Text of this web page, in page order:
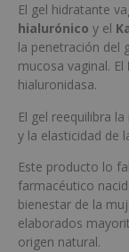
El gel hidratante
hialurónico y el
la penetración del
mucosa vaginal. El
hialuronidasa.
El gel reequilibra
y la elasticidad de
Este producto lo
farmacéutico
bienestar de la
elaborados
origen natural.